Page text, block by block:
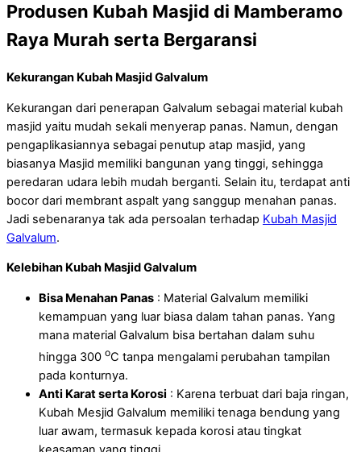
Produsen Kubah Masjid di Mamberamo
Raya Murah serta Bergaransi
Kekurangan Kubah Masjid Galvalum
Kekurangan dari penerapan Galvalum sebagai material kubah
masjid yaitu mudah sekali menyerap panas. Namun, dengan
pengaplikasiannya sebagai penutup atap masjid, yang
biasanya Masjid memiliki bangunan yang tinggi, sehingga
peredaran udara lebih mudah berganti. Selain itu, terdapat anti
bocor dari membrant aspalt yang sanggup menahan panas.
Jadi sebenaranya tak ada persoalan terhadap Kubah Masjid
Galvalum.
Kelebihan Kubah Masjid Galvalum
Bisa Menahan Panas : Material Galvalum memiliki
kemampuan yang luar biasa dalam tahan panas. Yang
mana material Galvalum bisa bertahan dalam suhu
hingga 300 oC tanpa mengalami perubahan tampilan
pada konturnya.
Anti Karat serta Korosi : Karena terbuat dari baja ringan,
Kubah Mesjid Galvalum memiliki tenaga bendung yang
luar awam, termasuk kepada korosi atau tingkat